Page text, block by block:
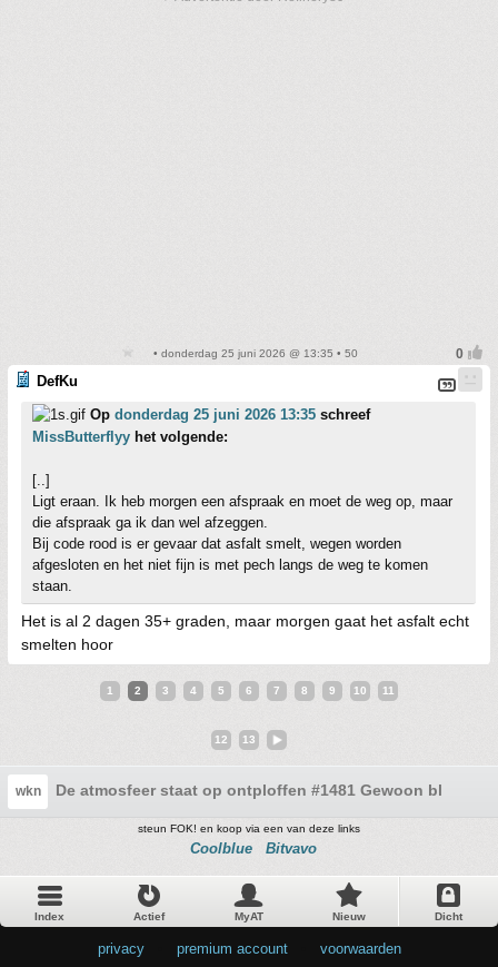
• donderdag 25 juni 2026 @ 13:35 • 50
DefKu
Op donderdag 25 juni 2026 13:35 schreef
MissButterflyy het volgende:
[..]
Ligt eraan. Ik heb morgen een afspraak en moet de weg op, maar
die afspraak ga ik dan wel afzeggen.
Bij code rood is er gevaar dat asfalt smelt, wegen worden
afgesloten en het niet fijn is met pech langs de weg te komen
staan.
Het is al 2 dagen 35+ graden, maar morgen gaat het asfalt echt
smelten hoor
1 2 3 4 5 6 7 8 9 10 11
12 13
wkn De atmosfeer staat op ontploffen #1481 Gewoon blijven
steun FOK! en koop via een van deze links
Coolblue Bitvavo
Index Actief MyAT Nieuw Dicht
privacy premium account voorwaarden